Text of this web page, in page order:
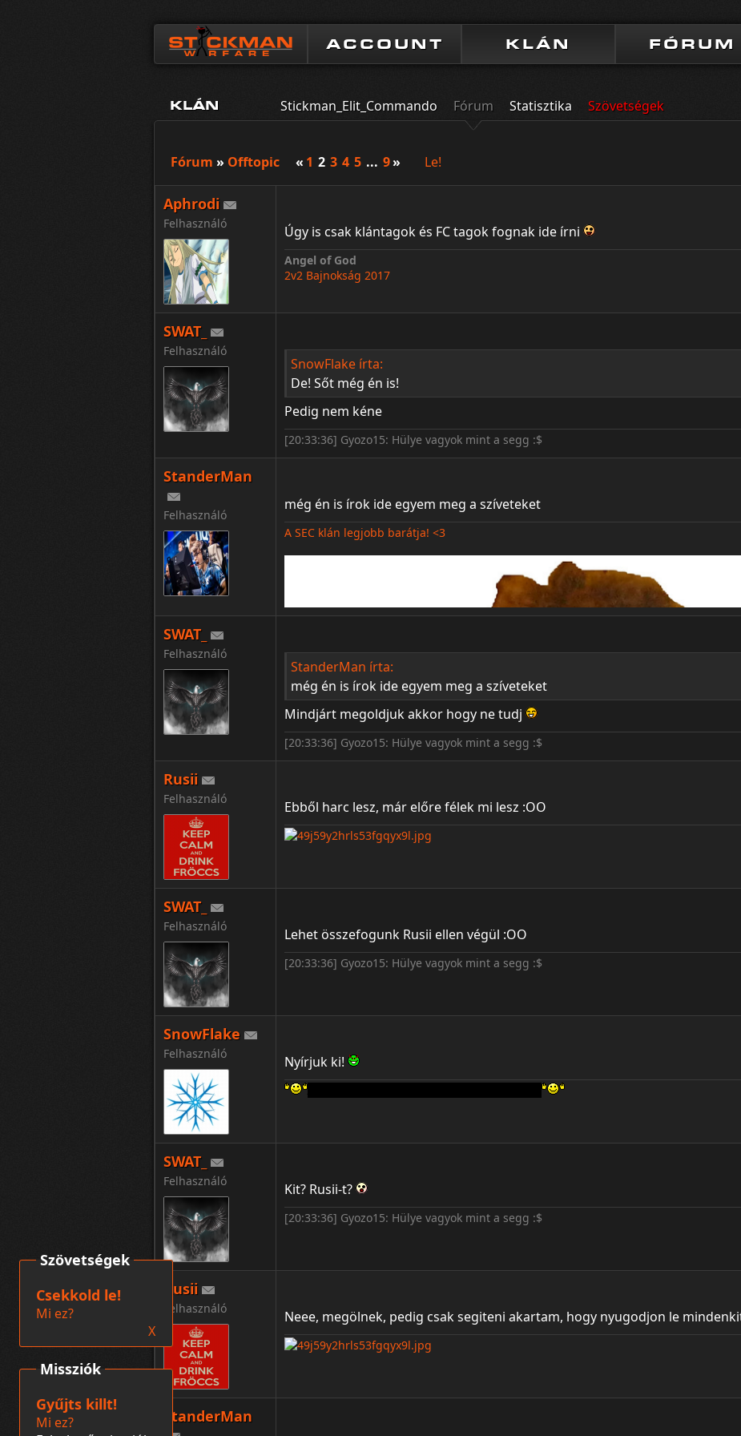
ACCOUNT KLÁN FÓRUM
KLÁN Stickman_Elit_Commando Fórum Statisztika Szövetségek
Fórum » Offtopic « 1 2 3 4 5 ... 9» Le!
Aphrodi
Felhasználó
Úgy is csak klántagok és FC tagok fognak ide írni
Angel of God
2v2 Bajnokság 2017
SWAT_
Felhasználó
SnowFlake írta:
De! Sőt még én is!
Pedig nem kéne
[20:33:36] Gyozo15: Hülye vagyok mint a segg :$
StanderMan
Felhasználó
még én is írok ide egyem meg a szíveteket
A SEC klán legjobb barátja! <3
SWAT_
Felhasználó
StanderMan írta:
még én is írok ide egyem meg a szíveteket
Mindjárt megoldjuk akkor hogy ne tudj
[20:33:36] Gyozo15: Hülye vagyok mint a segg :$
Rusii
Felhasználó
Ebből harc lesz, már előre félek mi lesz :OO
SWAT_
Felhasználó
Lehet összefogunk Rusii ellen végül :OO
[20:33:36] Gyozo15: Hülye vagyok mint a segg :$
SnowFlake
Felhasználó
Nyírjuk ki!
SWAT_
Felhasználó
Kit? Rusii-t?
[20:33:36] Gyozo15: Hülye vagyok mint a segg :$
Rusii
Felhasználó
Neee, megölnek, pedig csak segiteni akartam, hogy nyugodjon le
StanderMan
Missziók
Gyűjts killt!
Mi ez?
Szövetségek
Csekkold le!
Mi ez?
X